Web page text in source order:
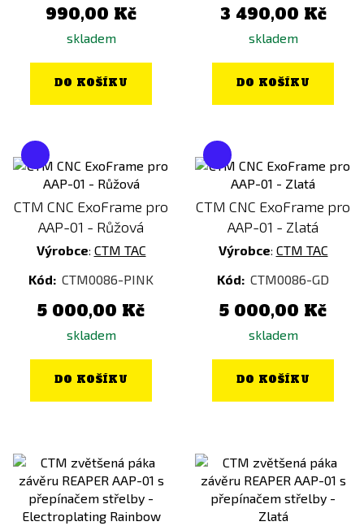
990,00 Kč
skladem
DO KOŠÍKU
3 490,00 Kč
skladem
DO KOŠÍKU
CTM CNC ExoFrame pro
AAP-01 - Růžová
Výrobce: CTM TAC
Kód: CTM0086-PINK
5 000,00 Kč
skladem
DO KOŠÍKU
CTM CNC ExoFrame pro
AAP-01 - Zlatá
Výrobce: CTM TAC
Kód: CTM0086-GD
5 000,00 Kč
skladem
DO KOŠÍKU